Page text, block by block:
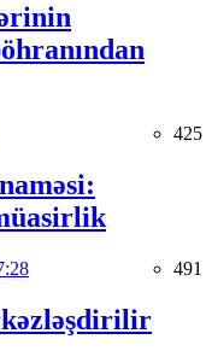
425
491